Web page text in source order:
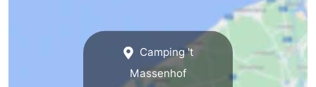
Camping 't
Massenhof